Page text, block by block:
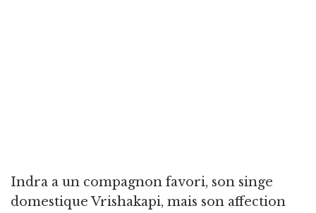
Indra a un compagnon favori, son singe
domestique Vrishakapi, mais son affection